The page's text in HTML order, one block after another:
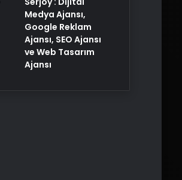
Medya Ajansı,
Google Reklam
Ajansı, SEO Ajansı
ve Web Tasarım
Ajansı